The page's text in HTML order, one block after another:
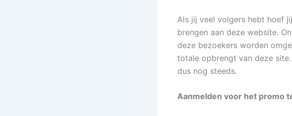
Als jij veel volgers hebt hoef
brengen aan deze website.
deze bezoekers worden
totale opbrengt van deze
dus nog steeds.
Aanmelden voor het promo